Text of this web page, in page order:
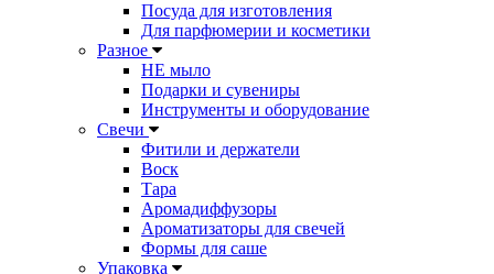
Посуда для изготовления
Для парфюмерии и косметики
Разное
НЕ мыло
Подарки и сувениры
Инструменты и оборудование
Свечи
Фитили и держатели
Воск
Тара
Аромадиффузоры
Ароматизаторы для свечей
Формы для саше
Упаковка